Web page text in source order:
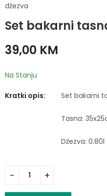
džezva
Set bakarni
39,00 KM
Na Stanju
Kratki opis: Set bakarni
Tasna:
Džezva: 0.80l